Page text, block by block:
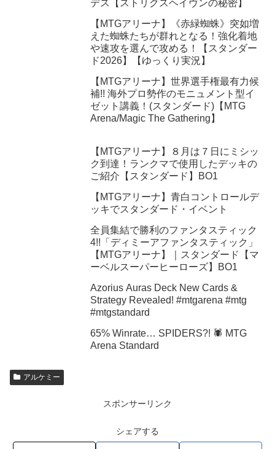
デス【ストリクスヘイヴンの秘密】
【MTGアリーナ】《赤緑蜘蛛》突如増
えた蜘蛛たちが群れとなる！強化着地
や速攻を選んで攻める！【スタンダー
ド2026】【ゆっくり実況】
【MTGアリーナ】世界選手権最有力候
補!! 海外プロ勢作のモニュメント型イ
ゼット講義！(スタンダード)【MTG
Arena/Magic The Gathering】
【MTGアリーナ】８月は７日にミシッ
ク到達！ランクマで使用したデッキの
ご紹介【スタンダード】BO1
【MTGアリーナ】青白コントロールデ
ッキでスタンダード・イベント
全員集結で勝利のファンタスティック
4!!「ディミーアファンタスティック」
【MTGアリーナ】｜スタンダード【マ
ーベルスーパーヒーローズ】BO1
Azorius Auras Deck New Cards &
Strategy Revealed! #mtgarena #mtg
#mtgstandard
65% Winrate… SPIDERS?! 🕷️ MTG
Arena Standard
アルケミー
スポンサーリンク
シェアする